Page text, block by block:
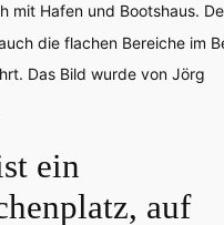
mit Hafen und Bootshaus.
die flachen Bereiche im
Das Bild wurde von Jörg
ein
auf